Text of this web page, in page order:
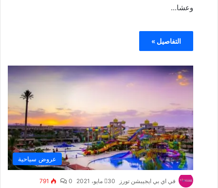
وعشا...
التفاصيل »
عروض سياحية
في اي بي ايجيبشن تورز 30 مايو، 2021 0
791